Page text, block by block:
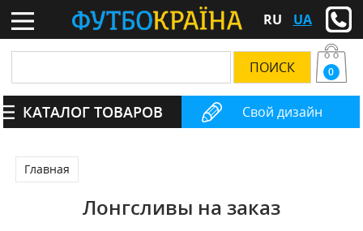
RU UA
Свой дизайн
0
КАТАЛОГ ТОВАРОВ
Главная
Лонгсливы на заказ